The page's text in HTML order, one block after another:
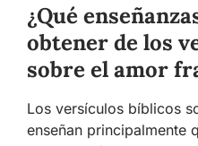
¿Qué
obtener de los
sobre el amor
Los versículos bíblicos
enseñan principalmente